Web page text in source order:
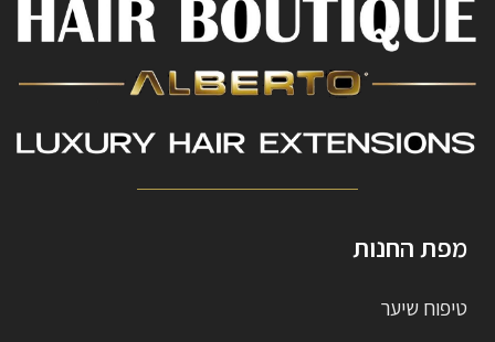
מפת החנות
טיפוח שיער